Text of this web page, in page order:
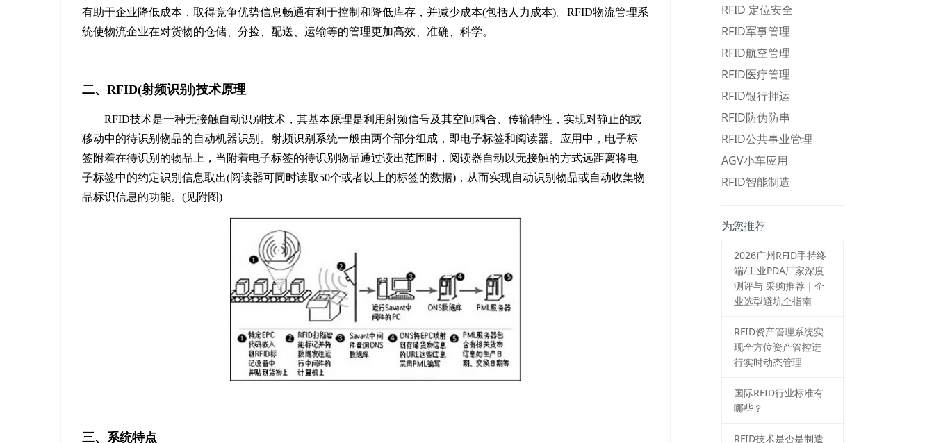
有助于企业降低成本，取得竞争优势信息畅通有利于控制和降低库存，并减少成本(包括人力成本)。RFID物流管理系
统使物流企业在对货物的仓储、分捡、配送、运输等的管理更加高效、准确、科学。
二、RFID(射频识别)技术原理
RFID技术是一种无接触自动识别技术，其基本原理是利用射频信号及其空间耦合、传输特性，实现对静止的或
移动中的待识别物品的自动机器识别。射频识别系统一般由两个部分组成，即电子标签和阅读器。应用中，电子标
签附着在待识别的物品上，当附着电子标签的待识别物品通过读出范围时，阅读器自动以无接触的方式远距离将电
子标签中的约定识别信息取出(阅读器可同时读取50个或者以上的标签的数据)，从而实现自动识别物品或自动收集物
品标识信息的功能。(见附图)
三、系统特点
RFID 定位安全
RFID军事管理
RFID航空管理
RFID医疗管理
RFID银行押运
RFID防伪防串
RFID公共事业管理
AGV小车应用
RFID智能制造
为您推荐
2026⼴州RFID⼿持终
端/⼯业PDA⼚家深度
测评与 采购推荐｜企
业选型避坑全指南
RFID资产管理系统实
现全方位资产管控进
行实时动态管理
国际RFID行业标准有
哪些？
RFID技术是否是制造